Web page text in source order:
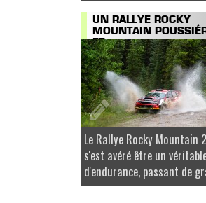
UN RALLYE ROCKY
MOUNTAIN
ET...
Le Rallye Rocky Mountain
s'est avéré être un
d'endurance, passant de